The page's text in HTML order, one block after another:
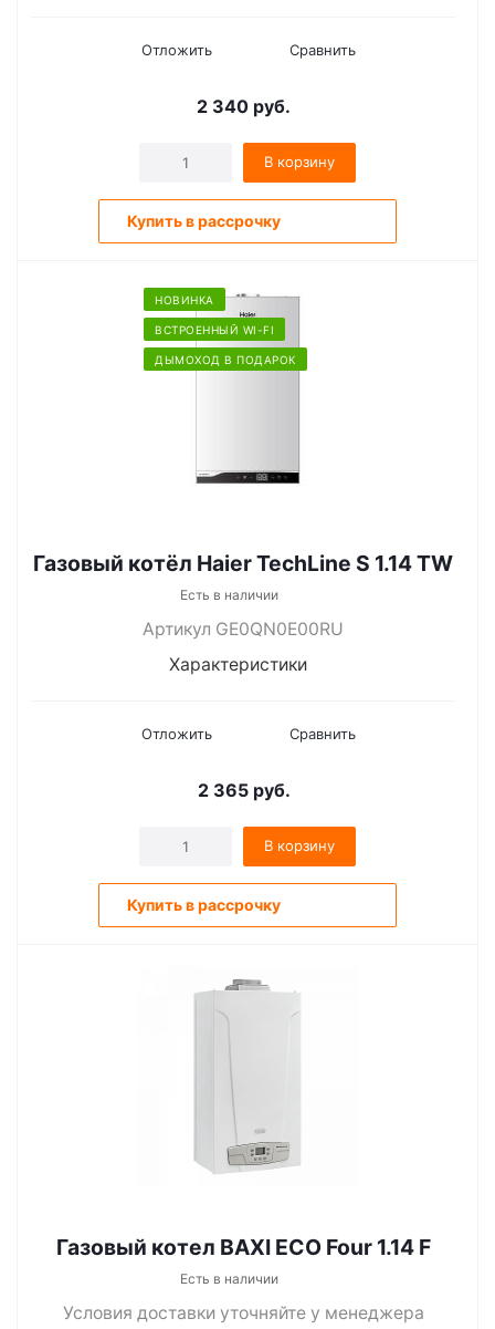
Отложить Сравнить
2 340 руб.
В корзину
Купить в рассрочку
НОВИНКА
ВСТРОЕННЫЙ WI-FI
ДЫМОХОД В ПОДАРОК
Газовый котёл Haier TechLine S 1.14 ТW
Есть в наличии
Артикул GE0QN0E00RU
Характеристики
Отложить Сравнить
2 365руб.
В корзину
Купить в рассрочку
Газовый котел BAXI ECO Four 1.14 F
Есть в наличии
Условия доставки уточняйте у менеджера